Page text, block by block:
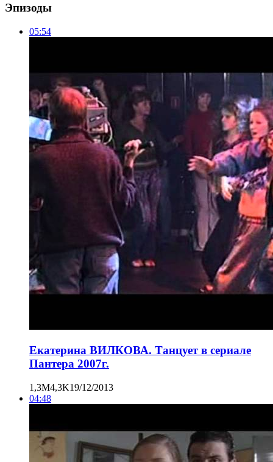
Эпизоды
05:54
Екатерина ВИЛКОВА. Танцует в сериале
Пантера 2007г.
1,3M4,3K19/12/2013
04:48